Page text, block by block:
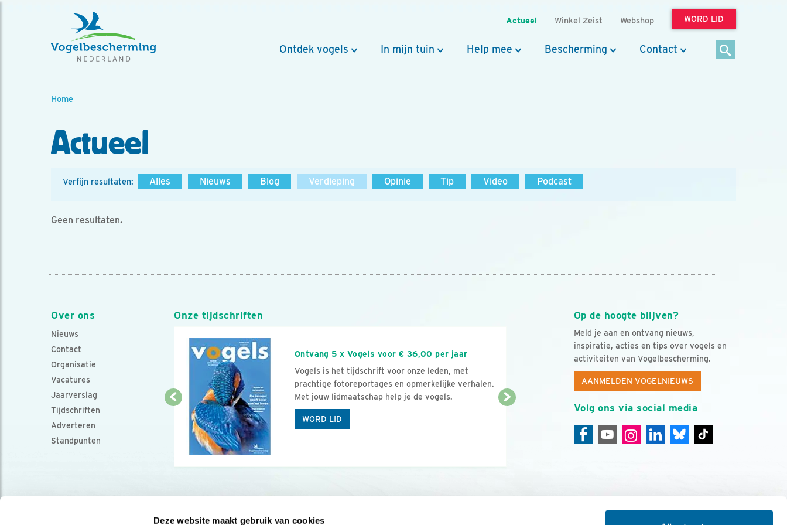
Deze website maakt gebruik van cookies
Actueel Winkel Zeist Webshop WORD LID
Ontdek vogels In mijn tuin Help mee Bescherming Contact
Home
Actueel
Verfijn resultaten: Alles Nieuws Blog Verdieping Opinie Tip Video Podcast
Geen resultaten.
Over ons
Nieuws
Contact
Organisatie
Vacatures
Jaarverslag
Tijdschriften
Adverteren
Standpunten
Op de hoogte blijven?
Meld je aan en ontvang nieuws,
inspiratie, acties en tips over vogels en
activiteiten van Vogelbescherming.
AANMELDEN VOGELNIEUWS
Volg ons via social media
Onze tijdschriften
Ontvang 5 x Vogels voor € 36,00 per jaar
Vogels is het tijdschrift voor onze leden, met
prachtige fotoreportages en opmerkelijke verhalen.
Met jouw lidmaatschap help je de vogels.
WORD LID